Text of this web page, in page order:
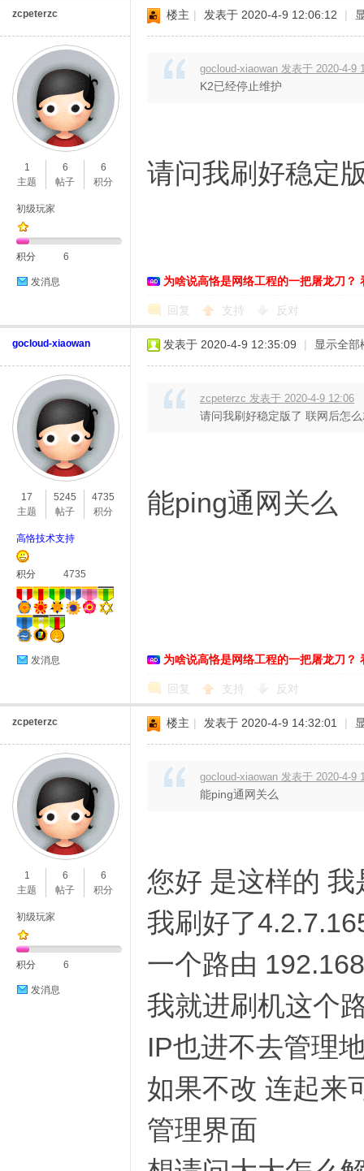
zcpeterzc
1
主题
6
帖子
6
积分
初级玩家
积分 6
发消息
楼主 | 发表于 2020-4-9 12:06:12 |
gocloud-xiaowan 发表于 2020-4-9
K2已经停止维护
请问我刷好稳定
为啥说高恪是网络工程的一把屠龙刀？
回复 支持 反对
gocloud-xiaowan
17
主题
5245
帖子
4735
积分
高恪技术支持
积分 4735
发消息
发表于 2020-4-9 12:35:09 | 显示全部
zcpeterzc 发表于 2020-4-9 12:06
请问我刷好稳定版了 联网后怎
能ping通网关么
为啥说高恪是网络工程的一把屠龙刀？
回复 支持 反对
zcpeterzc
1
主题
6
帖子
6
积分
初级玩家
积分 6
发消息
楼主 | 发表于 2020-4-9 14:32:01 |
gocloud-xiaowan 发表于 2020-4-9
能ping通网关么
您好 是这样的 我
我刷好了
一个路由
我就进刷机这个
IP也进不去管理
如果不改 连起来
管理界面